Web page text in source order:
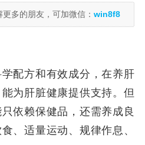
多的朋友，可加微信： win8f8
配方和有效成分，在养肝
为肝脏健康提供支持。但
依赖保健品，还需养成良
、适量运动、规律作息、